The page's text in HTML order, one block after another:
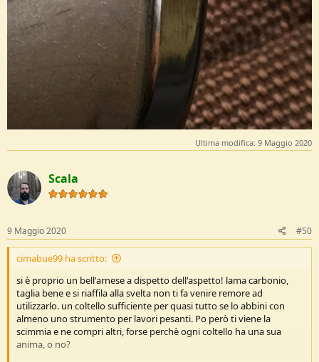
Ultima modifica: 9 Maggio 2020
Scala
9 Maggio 2020 #50
cimabue99 ha scritto:
si è proprio un bell'arnese a dispetto dell'aspetto! lama carbonio,
taglia bene e si riaffila alla svelta non ti fa venire remore ad
utilizzarlo. un coltello sufficiente per quasi tutto se lo abbini con
almeno uno strumento per lavori pesanti. Po però ti viene la
scimmia e ne compri altri, forse perchè ogni coltello ha una sua
anima, o no?